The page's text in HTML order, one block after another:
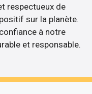
respectueux de
sur la planète.
à notre
et responsable.